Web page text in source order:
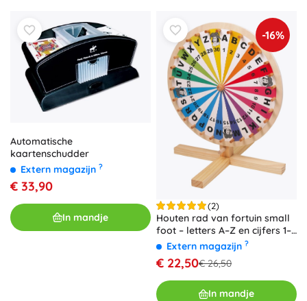
Automatische
kaartenschudder
Extern magazijn ?
€ 33,90
In mandje
-16%
(2)
Houten rad van fortuin small
foot – letters A–Z en cijfers 1–
30 Extern magazijn ?
€ 22,50€ 26,50
In mandje